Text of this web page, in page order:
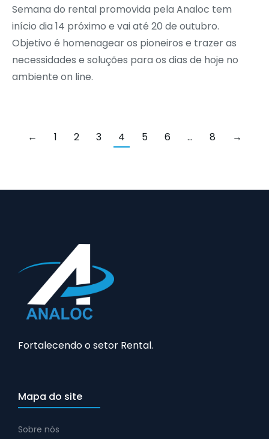
Semana do rental promovida pela Analoc tem
início dia 14 próximo e vai até 20 de outubro.
Objetivo é homenagear os pioneiros e trazer as
necessidades e soluções para os dias de hoje no
ambiente on line.
← 1 2 3 4 5 6 … 8 →
Fortalecendo o setor Rental.
Mapa do site
Sobre nós